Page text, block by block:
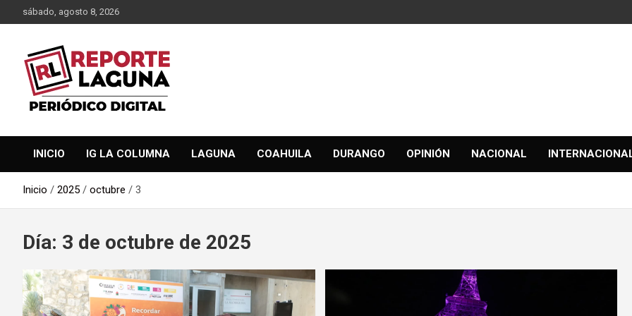
al
sábado, agosto 8, 2026
Reporte Laguna
INICIO IG LA COLUMNA LAGUNA COAHUILA DURANGO OPINIÓN NACIONAL
Inicio 2025 octubre 3
Día: 3 de octubre de 2025